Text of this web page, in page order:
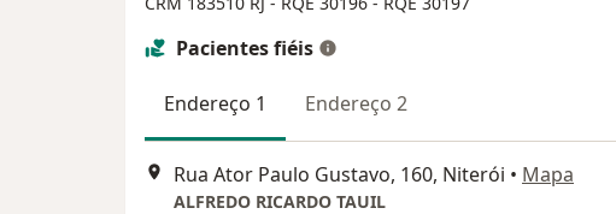
Pacientes fiéis
Endereço 1 Endereço 2
Rua Ator Paulo Gustavo, 160, Niterói • Mapa
ALFREDO RICARDO TAUIL